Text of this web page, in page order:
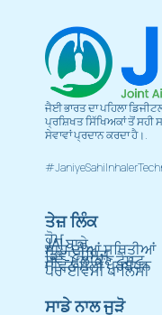
ਜੈਈ ਭਾਰਤ ਦਾ ਪਹਿਲਾ
ਪ੍ਰਸ਼ਿਖਤ ਸਿੱਖਿਅਕਾਂ ਤੋਂ ਸਹੀ
ਸੇਵਾਵਾਂ ਪ੍ਰਦਾਨ ਕਰਦਾ ਹੈ।.
ਤੇਜ਼ ਲਿੰਕ
ਹੋਮ
JAI ਬਾਰੇ
ਸਾਹ ਦੀਆਂ ਸਥਿਤੀਆਂ
ਡਿਵਾਈਸਿਜ਼
ਸਵੈ-ਮੁਲਾਂਕਣ ਟੈਸਟ
ਜੀਵਨ ਸ਼ੈਲੀ ਪ੍ਰਬੰਧਨ
ਪਰਾਈਵੇਸੀ ਪਾਲਿਸੀ
ਸਾਡੇ ਨਾਲ ਜੁੜੋ